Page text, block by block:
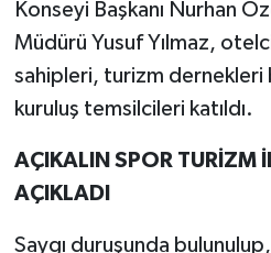
Konseyi Başkanı Nurhan
Müdürü Yusuf Yılmaz,
sahipleri, turizm dernekleri
kuruluş temsilcileri katıldı.
AÇIKALIN SPOR TURİZM
AÇIKLADI
Saygı duruşunda